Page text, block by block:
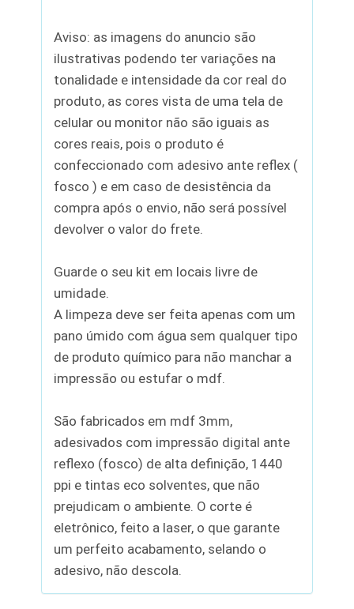
Aviso: as imagens do anuncio são
ilustrativas podendo ter variações na
tonalidade e intensidade da cor real do
produto, as cores vista de uma tela de
celular ou monitor não são iguais as
cores reais, pois o produto é
confeccionado com adesivo ante reflex (
fosco ) e em caso de desistência da
compra após o envio, não será possível
devolver o valor do frete.
Guarde o seu kit em locais livre de
umidade.
A limpeza deve ser feita apenas com um
pano úmido com água sem qualquer tipo
de produto químico para não manchar a
impressão ou estufar o mdf.
São fabricados em mdf 3mm,
adesivados com impressão digital ante
reflexo (fosco) de alta definição, 1440
ppi e tintas eco solventes, que não
prejudicam o ambiente. O corte é
eletrônico, feito a laser, o que garante
um perfeito acabamento, selando o
adesivo, não descola.